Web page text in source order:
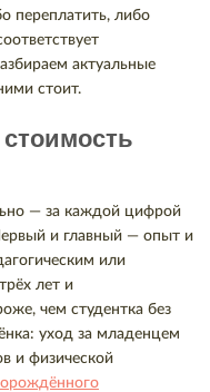
переплатить, либо
актуальные
стоит.
— за каждой цифрой
и главный — опыт и
или
лет и
чем студентка без
уход за младенцем
и физической